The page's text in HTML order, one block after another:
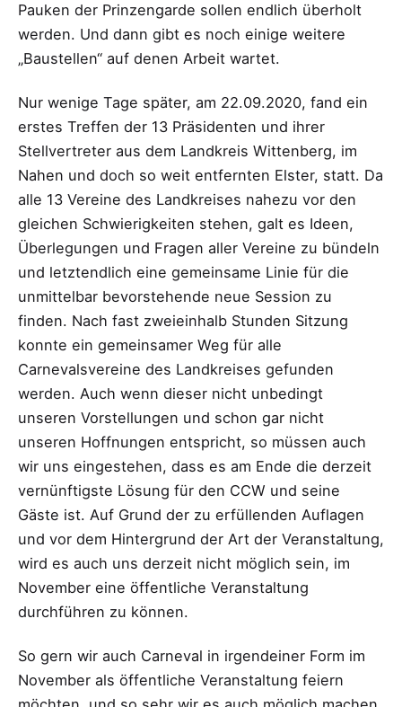
Pauken der Prinzengarde sollen endlich überholt
werden. Und dann gibt es noch einige weitere
„Baustellen“ auf denen Arbeit wartet.
Nur wenige Tage später, am 22.09.2020, fand ein
erstes Treffen der 13 Präsidenten und ihrer
Stellvertreter aus dem Landkreis Wittenberg, im
Nahen und doch so weit entfernten Elster, statt. Da
alle 13 Vereine des Landkreises nahezu vor den
gleichen Schwierigkeiten stehen, galt es Ideen,
Überlegungen und Fragen aller Vereine zu bündeln
und letztendlich eine gemeinsame Linie für die
unmittelbar bevorstehende neue Session zu
finden. Nach fast zweieinhalb Stunden Sitzung
konnte ein gemeinsamer Weg für alle
Carnevalsvereine des Landkreises gefunden
werden. Auch wenn dieser nicht unbedingt
unseren Vorstellungen und schon gar nicht
unseren Hoffnungen entspricht, so müssen auch
wir uns eingestehen, dass es am Ende die derzeit
vernünftigste Lösung für den CCW und seine
Gäste ist. Auf Grund der zu erfüllenden Auflagen
und vor dem Hintergrund der Art der Veranstaltung,
wird es auch uns derzeit nicht möglich sein, im
November eine öffentliche Veranstaltung
durchführen zu können.
So gern wir auch Carneval in irgendeiner Form im
November als öffentliche Veranstaltung feiern